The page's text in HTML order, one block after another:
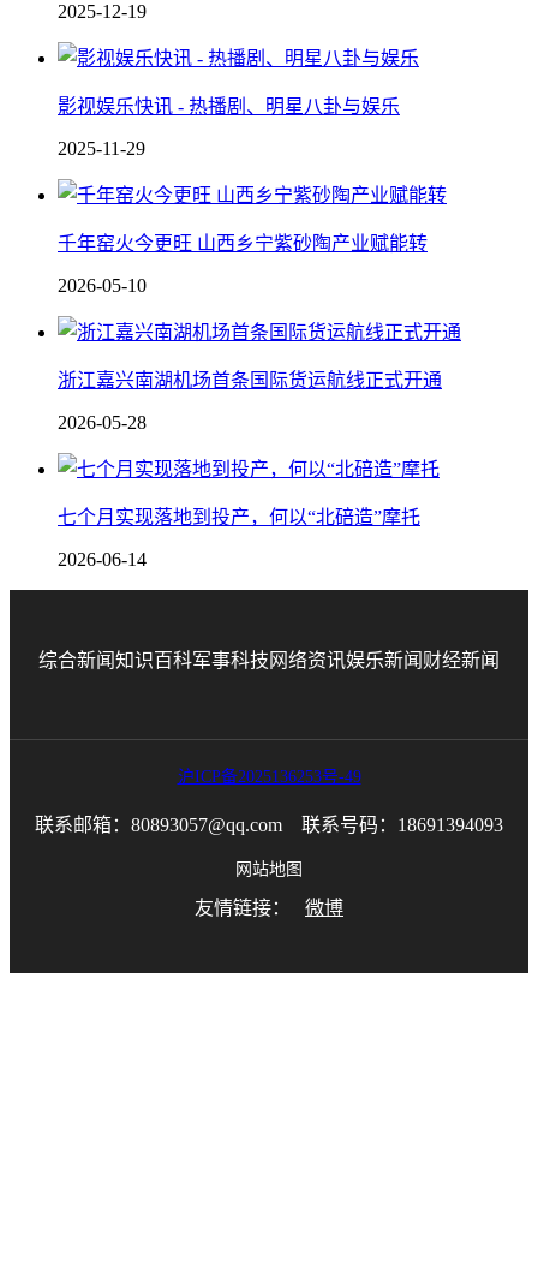
2025-12-19
影视娱乐快讯 - 热播剧、明星八卦与娱乐
2025-11-29
千年窑火今更旺 山西乡宁紫砂陶产业赋能转
2026-05-10
浙江嘉兴南湖机场首条国际货运航线正式开通
2026-05-28
七个月实现落地到投产，何以“北碚造”摩托
2026-06-14
综合新闻知识百科军事科技 网络资讯娱乐新闻 财经新闻
沪ICP备2025136253号-49
联系邮箱：80893057@qq.com 联系号码：18691394093
网站地图
友情链接： 微博